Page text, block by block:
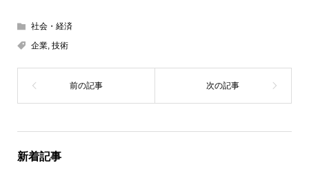
社会・経済
企業, 技術
新着記事